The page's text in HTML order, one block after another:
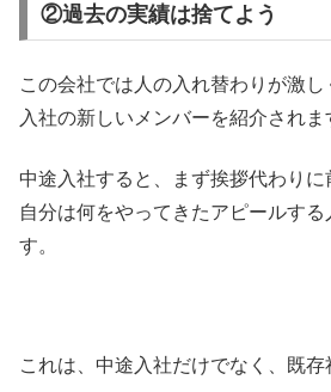
②過去の実績は捨てよう
この会社では人の入れ替わりが激
入社の新しいメンバーを紹介されま
中途入社すると、まず挨拶代わりに
自分は何をやってきたアピールする
す。
これは、中途入社だけでなく、既存